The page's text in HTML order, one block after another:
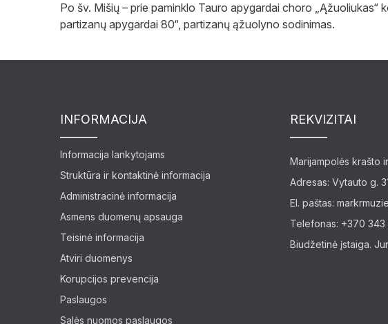
Po šv. Mišių – prie paminklo Tauro apygardai choro
partizanų apygardai 80“, partizanų ąžuolyno sodinimas.
INFORMACIJA
Informacija lankytojams
Struktūra ir kontaktinė informacija
Administracinė informacija
Asmens duomenų apsauga
Teisinė informacija
Atviri duomenys
Korupcijos prevencija
Paslaugos
Salės nuomos paslaugos
REKVIZITAI
Marijampolės krašto
Adresas: Vytauto g.
El. paštas:
Telefonas: +370 343
Biudžetinė įstaiga.